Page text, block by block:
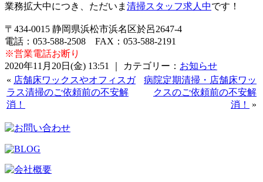
業務拡大中につき、ただいま 清掃スタッフ求人中です！
〒434-0015 静岡県浜松市浜名区於呂2647-4
電話：053-588-2508 FAX：053-588-2191
※営業電話お断り
2020年11月20日(金) 13:51 ｜ カテゴリー： お知らせ
« 店舗床ワックスやオフィスガ
ラス清掃のご依頼前の不安解
消！
病院定期清掃・店舗床ワッ
クスのご依頼前の不安解
消！
»